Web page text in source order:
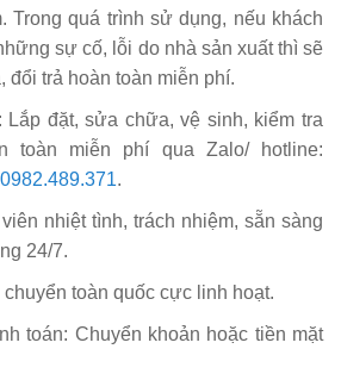
Trong quá trình sử dụng, nếu khách
sự cố, lỗi do nhà sản xuất thì sẽ
trả hoàn toàn miễn phí.
Lắp đặt, sửa chữa, vệ sinh, kiểm tra
toàn miễn phí qua Zalo/ hotline:
0982.489.371.
nhiệt tình, trách nhiệm, sẵn sàng
24/7.
toàn quốc cực linh hoạt.
toán: Chuyển khoản hoặc tiền mặt